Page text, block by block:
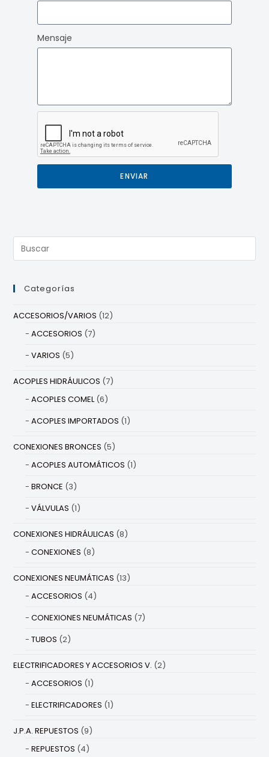
Mensaje
ENVIAR
Categorías
ACCESORIOS/VARIOS (12)
ACCESORIOS (7)
VARIOS (5)
ACOPLES HIDRÁULICOS (7)
ACOPLES COMEL(6)
ACOPLES IMPORTADOS (1)
CONEXIONES BRONCES (5)
ACOPLES AUTOMÁTICOS (1)
BRONCE (3)
VÁLVULAS (1)
CONEXIONES HIDRÁULICAS (8)
CONEXIONES (8)
CONEXIONES NEUMÁTICAS (13)
ACCESORIOS (4)
CONEXIONES NEUMÁTICAS (7)
TUBOS (2)
ELECTRIFICADORES Y ACCESORIOS V. (2)
ACCESORIOS (1)
ELECTRIFICADORES (1)
J.P.A. REPUESTOS (9)
REPUESTOS (4)